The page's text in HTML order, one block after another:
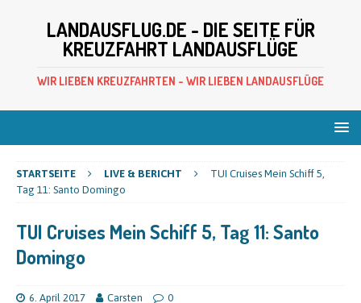
LANDAUSFLUG.DE - DIE SEITE FÜR
KREUZFAHRT LANDAUSFLÜGE
WIR LIEBEN KREUZFAHRTEN - WIR LIEBEN LANDAUSFLÜGE
STARTSEITE LIVE & BERICHT
TUI Cruises Mein Schiff 5,
Tag 11: Santo Domingo
TUI Cruises Mein Schiff 5, Tag 11: Santo
Domingo
6. April 2017 Carsten 0